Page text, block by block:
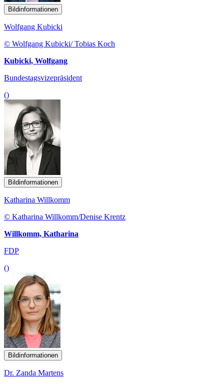
Bildinformationen
Wolfgang Kubicki
© Wolfgang Kubicki/ Tobias Koch
Kubicki, Wolfgang
Bundestagsvizepräsident
()
Bildinformationen
Katharina Willkomm
© Katharina Willkomm/Denise Krentz
Willkomm, Katharina
FDP
()
Bildinformationen
Dr. Zanda Martens